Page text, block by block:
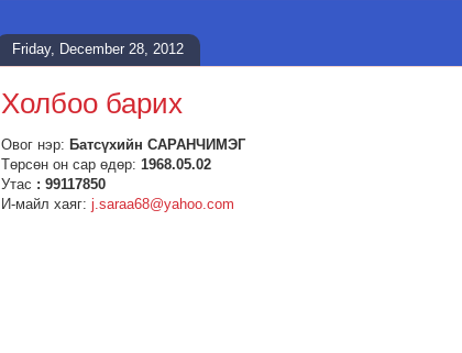
Friday, December 28, 2012
Холбоо барих
Овог нэр: Батсүхийн САРАНЧИМЭГ
Төрсөн он сар өдөр: 1968.05.02
Утас : 99117850
И-майл хаяг: j.saraа68@yahoo.com